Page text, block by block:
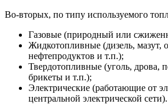
Во-вторых, по типу используемого
Газовые (природный или
Жидкотопливные (дизель, мазут,
нефтепродуктов и т.п.);
Твердотопливные (уголь, дрова,
брикеты и т.п.);
Электрические (работающие от
центральной электрической сети).